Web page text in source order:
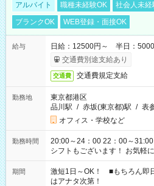
アルバイト 職種未経験OK 社会人未経
ブランクOK
WEB登録・面接OK
給与
日給：12500円～ 半日：
交通費別途支給あり
交通費 交通費規定支給
勤務地
東京都港区
品川駅 / 赤坂(東京都)駅 / 表
オフィス・学校など
勤務時間
20:00～24：00 22：00～31:00 …
シフトもございます！ お気軽
期間
激短1日～OK！ ■もちろん即
はアナタ次第！